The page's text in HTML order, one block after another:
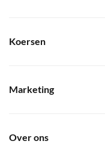
Koersen
Marketing
Over ons